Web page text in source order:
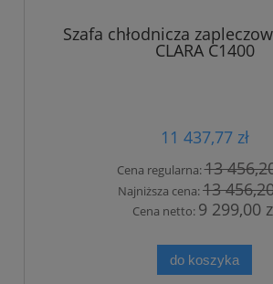
Szafa chłodnicza
CLARA C1400
11 437,77 zł
Cena regularna:13
Najniższa cena:13
Cena netto: 9 299,00
do koszyka